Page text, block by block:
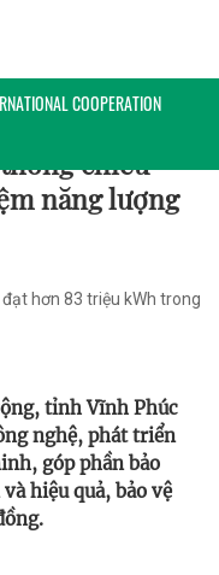
COOPERATION
chiếu
năng lượng
hơn 83 triệu kWh trong
tỉnh Vĩnh Phúc
nghệ, phát triển
góp phần bảo
hiệu quả, bảo vệ